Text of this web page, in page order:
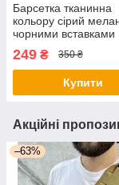
Барсетка тканинна
кольору сірий
чорними вставками
249 ₴ 350 ₴
Купити
Акційні
–63%